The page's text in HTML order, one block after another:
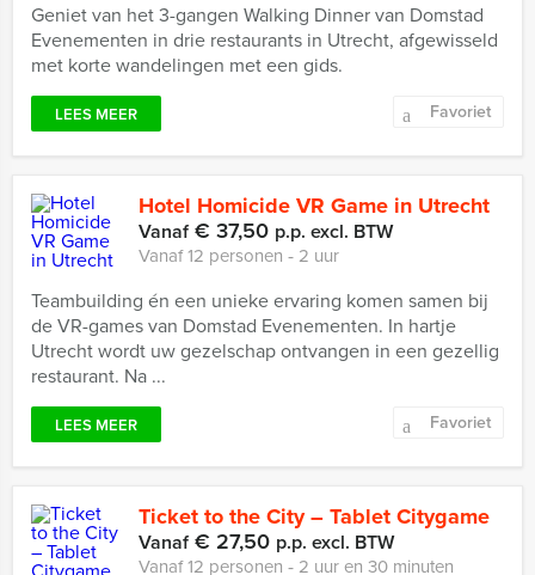
Geniet van het 3-gangen Walking Dinner van Domstad
Evenementen in drie restaurants in Utrecht, afgewisseld
met korte wandelingen met een gids.
LEES MEER Favoriet
Hotel Homicide VR Game in Utrecht
Vanaf€ 37,50 p.p. excl. BTW
Vanaf 12 personen ‐ 2 uur
Teambuilding én een unieke ervaring komen samen bij
de VR-games van Domstad Evenementen. In hartje
Utrecht wordt uw gezelschap ontvangen in een gezellig
restaurant. Na ...
LEES MEER Favoriet
Ticket to the City – Tablet Citygame
Vanaf€ 27,50 p.p. excl. BTW
Vanaf 12 personen ‐ 2 uur en 30 minuten